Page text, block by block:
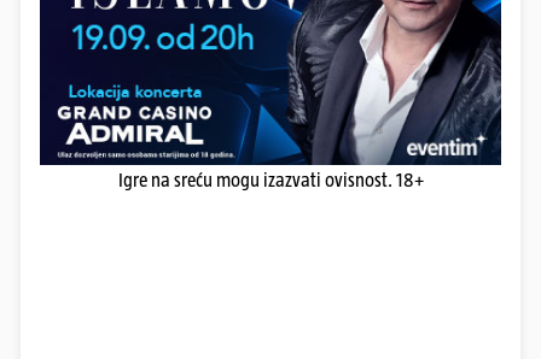
Igre na sreću mogu izazvati ovisnost. 18+